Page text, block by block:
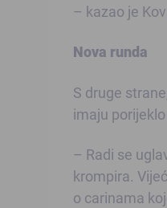
– kazao je
Nova runda
S druge
imaju
– Radi se
krompira.
o carinama